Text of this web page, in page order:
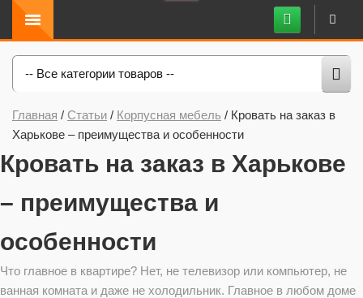
-- Все категории товаров --
Главная / Статьи / Корпусная мебель / Кровать на заказ в
Харькове – преимущества и особенности
Кровать на заказ в Харькове
– преимущества и
особенности
Что главное в квартире? Нет, не телевизор или компьютер, не
ванная комната и даже не холодильник. Главное в любом доме